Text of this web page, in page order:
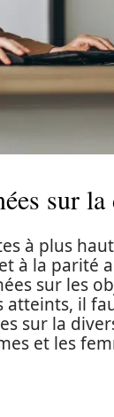
sur
à plus
à la parité
sur les
atteints, il
sur la
et les